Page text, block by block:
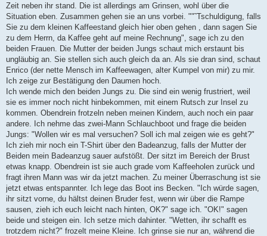
Zeit neben ihr stand. Die ist allerdings am Grinsen, wohl über die
Situation eben. Zusammen gehen sie an uns vorbei. ""˜Tschuldigung, falls
Sie zu dem kleinen Kaffeestand gleich hier oben gehen , dann sagen Sie
zu dem Herrn, da Kaffee geht auf meine Rechnung", sage ich zu den
beiden Frauen. Die Mutter der beiden Jungs schaut mich erstaunt bis
ungläubig an. Sie stellen sich auch gleich da an. Als sie dran sind, schaut
Enrico (der nette Mensch im Kaffeewagen, alter Kumpel von mir) zu mir.
Ich zeige zur Bestätigung den Daumen hoch.
Ich wende mich den beiden Jungs zu. Die sind ein wenig frustriert, weil
sie es immer noch nicht hinbekommen, mit einem Rutsch zur Insel zu
kommen. Obendrein frotzeln neben meinen Kindern, auch noch ein paar
andere. Ich nehme das zwei-Mann Schlauchboot und frage die beiden
Jungs: "Wollen wir es mal versuchen? Soll ich mal zeigen wie es geht?"
Ich zieh mir noch ein T-Shirt über den Badeanzug, falls der Mutter der
Beiden mein Badeanzug sauer aufstößt. Der sitzt im Bereich der Brust
etwas knapp. Obendrein ist sie auch grade vom Kaffeeholen zurück und
fragt ihren Mann was wir da jetzt machen. Zu meiner Überraschung ist sie
jetzt etwas entspannter. Ich lege das Boot ins Becken. "Ich würde sagen,
ihr sitzt vorne, du hältst deinen Bruder fest, wenn wir über die Rampe
sausen, zieh ich euch leicht nach hinten, OK?" sage ich. "OK!" sagen
beide und steigen ein. Ich setze mich dahinter. "Wetten, ihr schafft es
trotzdem nicht?" frozelt meine Kleine. Ich grinse sie nur an, während die